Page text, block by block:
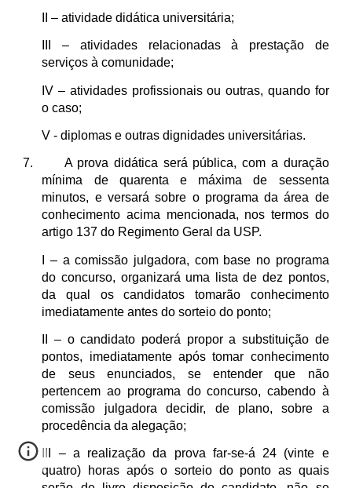
II – atividade didática universitária;
III – atividades relacionadas à prestação de
serviços à comunidade;
IV – atividades profissionais ou outras, quando for
o caso;
V - diplomas e outras dignidades universitárias.
7. A prova didática será pública, com a duração
mínima de quarenta e máxima de sessenta
minutos, e versará sobre o programa da área de
conhecimento acima mencionada, nos termos do
artigo 137 do Regimento Geral da USP.
I – a comissão julgadora, com base no programa
do concurso, organizará uma lista de dez pontos,
da qual os candidatos tomarão conhecimento
imediatamente antes do sorteio do ponto;
II – o candidato poderá propor a substituição de
pontos, imediatamente após tomar conhecimento
de seus enunciados, se entender que não
pertencem ao programa do concurso, cabendo à
comissão julgadora decidir, de plano, sobre a
procedência da alegação;
III – a realização da prova far-se-á 24 (vinte e
quatro) horas após o sorteio do ponto as quais